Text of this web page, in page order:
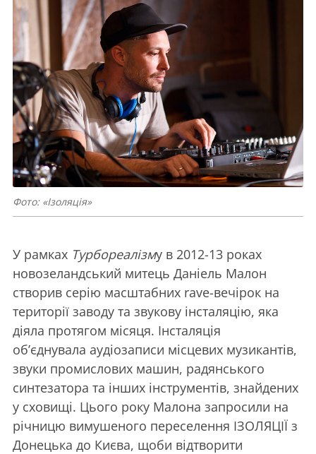
Фото: «Ізоляція»
У рамках Турбореалізму в 2012-13 роках
новозеландський митець Даніель Малон
створив серію масштабних rave-вечірок на
території заводу та звукову інсталяцію, яка
діяла протягом місяця. Інсталяція
об’єднувала аудіозаписи місцевих музикантів,
звуки промислових машин, радянського
синтезатора та інших інструментів, знайдених
у сховищі. Цього року Малона запросили на
річницю вимушеного переселення ІЗОЛЯЦІЇ з
Донецька до Києва, щоби відтворити